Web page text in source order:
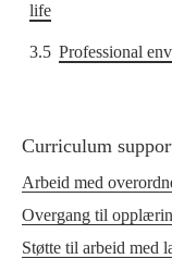
life
3.5 Professional
Curriculum
Arbeid med
Overgang til
Støtte til arbeid med